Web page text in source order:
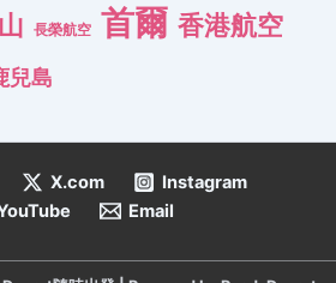
長榮航空 首爾 香港航空
兒島
X.com
Instagram
Email